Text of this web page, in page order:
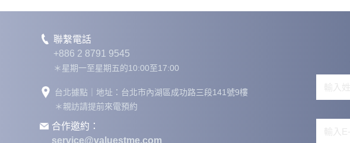
聯繫電話
+886 2 8791 9545
＊星期一至星期五的10:00至17:00
台北據點｜地址：台北市內湖區成功路三段141號9樓
＊親訪請提前來電預約
合作邀約：
service@valuestme.com